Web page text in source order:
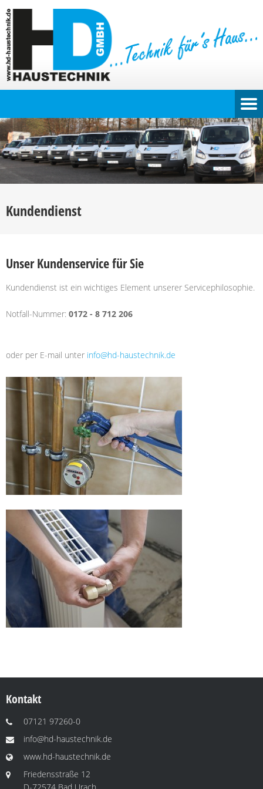
Kundendienst
Unser Kundenservice für Sie
Kundendienst ist ein wichtiges Element unserer Servicephilosophie.
Notfall-Nummer: 0172 - 8 712 206
oder per E-mail unter info@hd-haustechnik.de
Kontakt
07121 97260-0
info@hd-haustechnik.de
www.hd-haustechnik.de
Friedensstraße 12